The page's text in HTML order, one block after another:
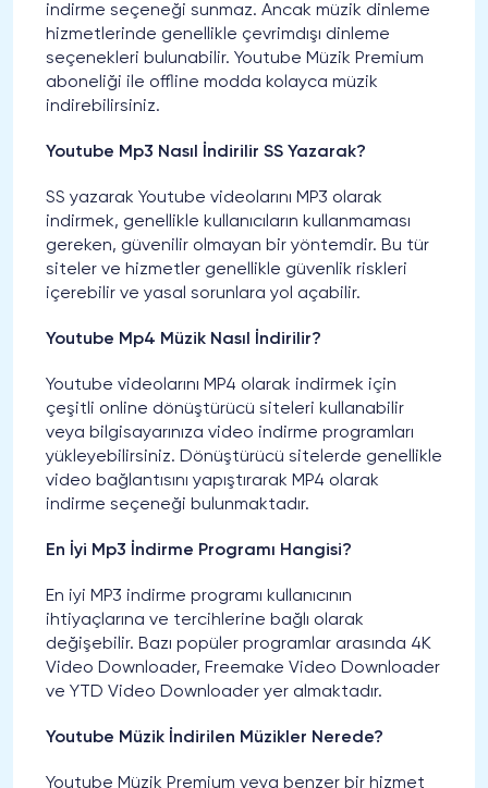
indirme seçeneği sunmaz. Ancak müzik dinleme
hizmetlerinde genellikle çevrimdışı dinleme
seçenekleri bulunabilir. Youtube Müzik Premium
aboneliği ile offline modda kolayca müzik
indirebilirsiniz.
Youtube Mp3 Nasıl İndirilir SS Yazarak?
SS yazarak Youtube videolarını MP3 olarak
indirmek, genellikle kullanıcıların kullanmaması
gereken, güvenilir olmayan bir yöntemdir. Bu tür
siteler ve hizmetler genellikle güvenlik riskleri
içerebilir ve yasal sorunlara yol açabilir.
Youtube Mp4 Müzik Nasıl İndirilir?
Youtube videolarını MP4 olarak indirmek için
çeşitli online dönüştürücü siteleri kullanabilir
veya bilgisayarınıza video indirme programları
yükleyebilirsiniz. Dönüştürücü sitelerde genellikle
video bağlantısını yapıştırarak MP4 olarak
indirme seçeneği bulunmaktadır.
En İyi Mp3 İndirme Programı Hangisi?
En iyi MP3 indirme programı kullanıcının
ihtiyaçlarına ve tercihlerine bağlı olarak
değişebilir. Bazı popüler programlar arasında 4K
Video Downloader, Freemake Video Downloader
ve YTD Video Downloader yer almaktadır.
Youtube Müzik İndirilen Müzikler Nerede?
Youtube Müzik Premium veya benzer bir hizmet